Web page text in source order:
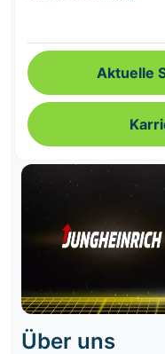
Aktuelle
Über uns